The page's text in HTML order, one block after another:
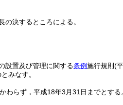
の決するところによる。
設置及び管理に関する条例施行規則 (
みなす。
わらず，平成18年3月31日までとする